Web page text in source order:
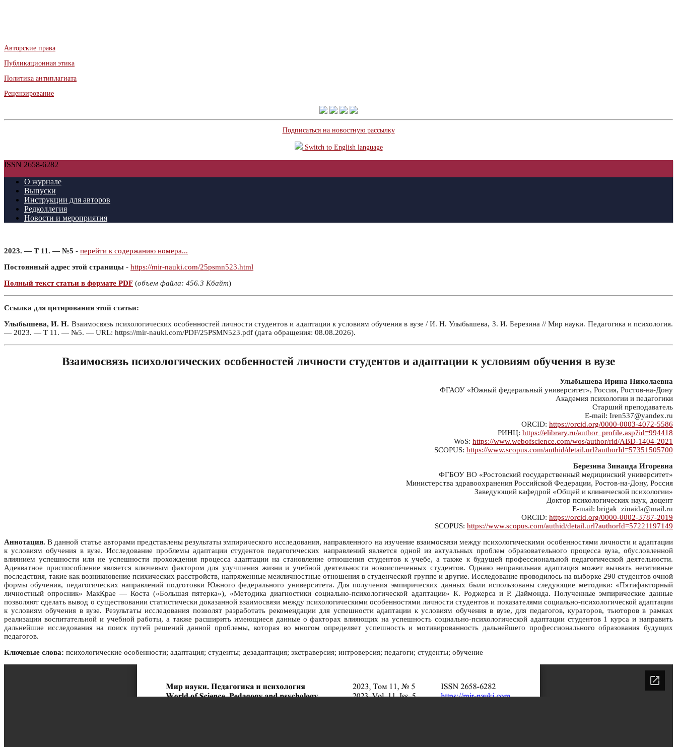
Авторские права
Публикационная этика
Политика антиплагиата
Рецензирование
Подписаться на новостную рассылку
Switch to English language
ISSN 2658-6282
О журнале
Выпуски
Инструкции для авторов
Редколлегия
Новости и мероприятия
2023. — Т 11. — №5 - перейти к содержанию номера...
Постоянный адрес этой страницы - https://mir-nauki.com/25psmn523.html
Полный текст статьи в формате PDF (объем файла: 456.3 Кбайт)
Ссылка для цитирования этой статьи:
Улыбышева, И. Н. Взаимосвязь психологических особенностей личности студентов и адаптации к условиям обучения в вузе / И. Н. Улыбышева, З. И. Березина // Мир науки. Педагогика и психология.
— 2023. — Т 11. — №5. — URL: https://mir-nauki.com/PDF/25PSMN523.pdf (дата обращения: 08.08.2026).
Взаимосвязь психологических особенностей личности студентов и адаптации к условиям обучения в вузе
Улыбышева Ирина Николаевна
ФГАОУ «Южный федеральный университет», Россия, Ростов-на-Дону
Академия психологии и педагогики
Старший преподаватель
E-mail: Iren537@yandex.ru
ORCID: https://orcid.org/0000-0003-4072-5586
РИНЦ: https://elibrary.ru/author_profile.asp?id=994418
WoS: https://www.webofscience.com/wos/author/rid/ABD-1404-2021
SCOPUS: https://www.scopus.com/authid/detail.url?authorId=57351505700
Березина Зинаида Игоревна
ФГБОУ ВО «Ростовский государственный медицинский университет»
Министерства здравоохранения Российской Федерации, Ростов-на-Дону, Россия
Заведующий кафедрой «Общей и клинической психологии»
Доктор психологических наук, доцент
E-mail: brigak_zinaida@mail.ru
ORCID: https://orcid.org/0000-0002-3787-2019
SCOPUS: https://www.scopus.com/authid/detail.url?authorId=57221197149
Аннотация. В данной статье авторами представлены результаты эмпирического исследования, направленного на изучение взаимосвязи между психологическими особенностями личности и адаптации
к условиям обучения в вузе. Исследование проблемы адаптации студентов педагогических направлений является одной из актуальных проблем образовательного процесса вуза, обусловленной
влиянием успешности или не успешности прохождения процесса адаптации на становление отношения студентов к учебе, а также к будущей профессиональной педагогической деятельности.
Адекватное приспособление является ключевым фактором для улучшения жизни и учебной деятельности новоиспеченных студентов. Однако неправильная адаптация может вызвать негативные
последствия, такие как возникновение психических расстройств, напряженные межличностные отношения в студенческой группе и другие. Исследование проводилось на выборке 290 студентов очной
формы обучения, педагогических направлений подготовки Южного федерального университета. Для получения эмпирических данных были использованы следующие методики: «Пятифакторный
личностный опросник» МакКрае — Коста («Большая пятерка»), «Методика диагностики социально-психологической адаптации» К. Роджерса и Р. Даймонда. Полученные эмпирические данные
позволяют сделать вывод о существовании статистически доказанной взаимосвязи между психологическими особенностями личности студентов и показателями социально-психологической адаптации
к условиям обучения в вузе. Результаты исследования позволят разработать рекомендации для успешности адаптации к условиям обучения в вузе, для педагогов, кураторов, тьюторов в рамках
реализации воспитательной и учебной работы, а также расширить имеющиеся данные о факторах влияющих на успешность социально-психологической адаптации студентов 1 курса и направить
дальнейшие исследования на поиск путей решений данной проблемы, которая во многом определяет успешность и мотивированность дальнейшего профессионального образования будущих
педагогов.
Ключевые слова: психологические особенности; адаптация; студенты; дезадаптация; экстраверсия; интроверсия; педагоги; студенты; обучение